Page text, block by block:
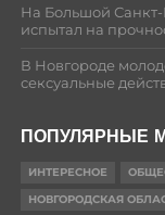
На Большой
испытал на
В Новгороде
сексуальные
ПОПУЛЯРНЫЕ
ИНТЕРЕСНОЕ
НОВГОРОДСКАЯ